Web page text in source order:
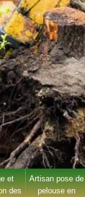
et
des
Artisan pose de
pelouse en